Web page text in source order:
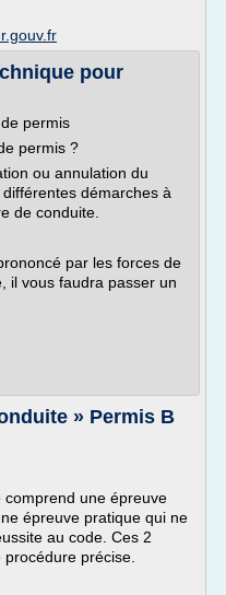
pour
permis
permis ?
ou annulation du
démarches à
de conduite.
par les forces de
il vous faudra passer un
» Permis B
une épreuve
épreuve pratique qui ne
au code. Ces 2
précise.